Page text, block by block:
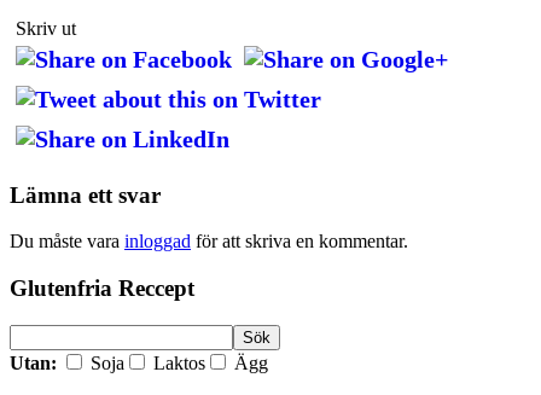
Skriv ut
Lämna ett svar
Du måste vara inloggad för att skriva en kommentar.
Glutenfria Reccept
Utan: Soja Laktos Ägg